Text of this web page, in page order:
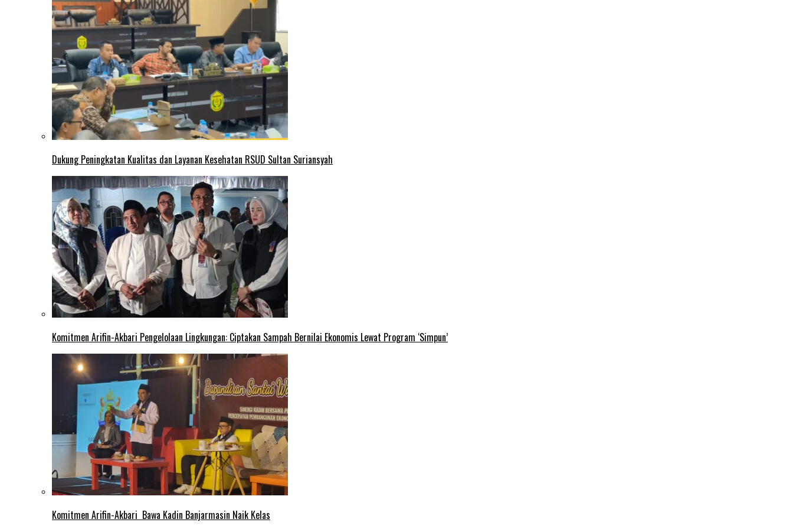
Dukung Peningkatan Kualitas dan Layanan Kesehatan RSUD Sultan Suriansyah
Komitmen Arifin-Akbari Pengelolaan Lingkungan: Ciptakan Sampah Bernilai Ekonomis Lewat Program ‘Simpun’
Komitmen Arifin-Akbari Bawa Kadin Banjarmasin Naik Kelas